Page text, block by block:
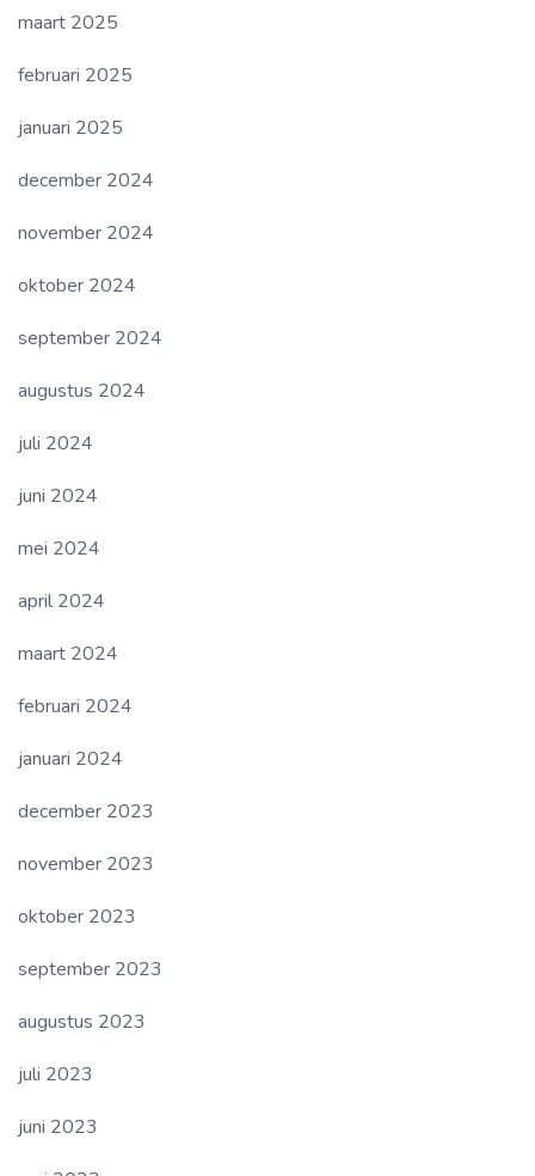
maart 2025
februari 2025
januari 2025
december 2024
november 2024
oktober 2024
september 2024
augustus 2024
juli 2024
juni 2024
mei 2024
april 2024
maart 2024
februari 2024
januari 2024
december 2023
november 2023
oktober 2023
september 2023
augustus 2023
juli 2023
juni 2023